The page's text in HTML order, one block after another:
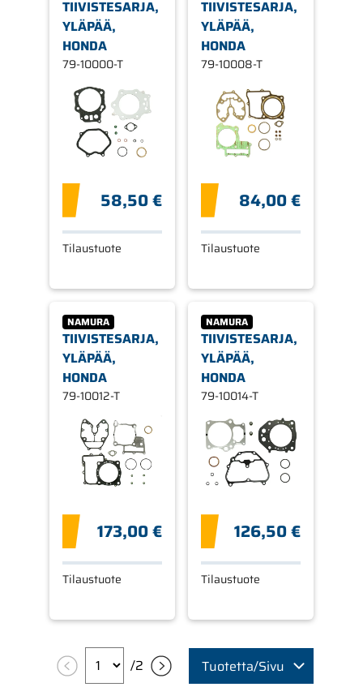
TIIVISTESARJA,
YLÄPÄÄ,
HONDA
79-10000-T
58,50 €
Tilaustuote
TIIVISTESARJA,
YLÄPÄÄ,
HONDA
79-10008-T
84,00 €
Tilaustuote
NAMURA
TIIVISTESARJA,
YLÄPÄÄ,
HONDA
79-10012-T
173,00 €
Tilaustuote
NAMURA
TIIVISTESARJA,
YLÄPÄÄ,
HONDA
79-10014-T
126,50 €
Tilaustuote
/2 Tuotetta/Sivu